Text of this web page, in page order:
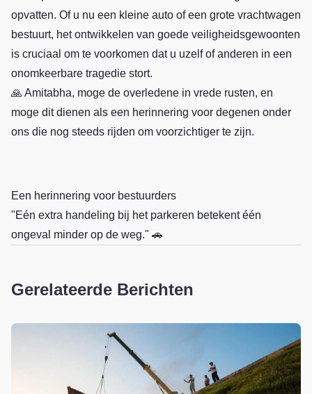
opvatten. Of u nu een kleine auto of een grote vrachtwagen
bestuurt, het ontwikkelen van goede veiligheidsgewoonten
is cruciaal om te voorkomen dat u uzelf of anderen in een
onomkeerbare tragedie stort.
🙏 Amitabha, moge de overledene in vrede rusten, en
moge dit dienen als een herinnering voor degenen onder
ons die nog steeds rijden om voorzichtiger te zijn.
Een herinnering voor bestuurders
"Eén extra handeling bij het parkeren betekent één
ongeval minder op de weg." 🚗
Gerelateerde Berichten